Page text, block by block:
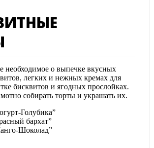
необходимое о выпечке вкусных
легких и нежных кремах для
бисквитов и ягодных прослойках.
собирать торты и украшать их.
Голубика”
бархат”
Шоколад”